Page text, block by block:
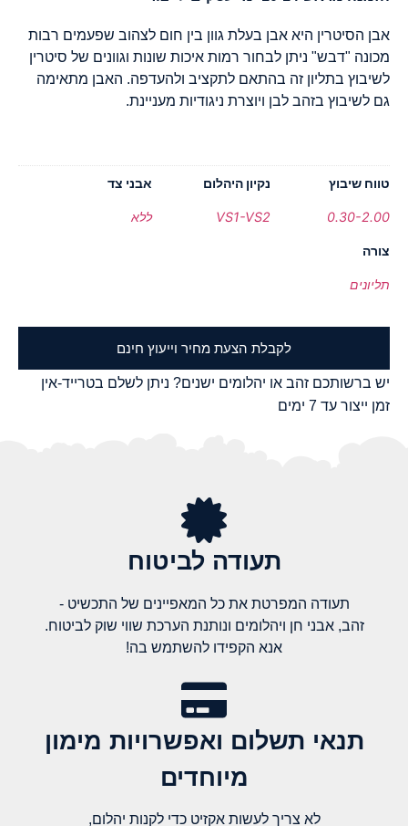
אבן הסיטרין היא אבן בעלת גוון בין חום לצהוב שפעמים רבות
מכונה "דבש" ניתן לבחור רמות איכות שונות וגוונים של סיטרין
לשיבוץ בתליון זה בהתאם לתקציב ולהעדפה. האבן מתאימה
גם לשיבוץ בזהב לבן ויוצרת ניגודיות מעניינת.
טווח שיבוץ
0.30-2.00
נקיון היהלום
VS1-VS2
אבני צד
ללא
צורה
תליונים
לקבלת הצעת מחיר וייעוץ חינם
יש ברשותכם זהב או יהלומים ישנים? ניתן לשלם בטרייד-אין
זמן ייצור עד 7 ימים
תעודה לביטוח
תעודה המפרטת את כל המאפיינים של התכשיט -
זהב, אבני חן ויהלומים ונותנת הערכת שווי שוק לביטוח.
אנא הקפידו להשתמש בה!
תנאי תשלום ואפשרויות מימון
מיוחדים
לא צריך לעשות אקזיט כדי לקנות יהלום,